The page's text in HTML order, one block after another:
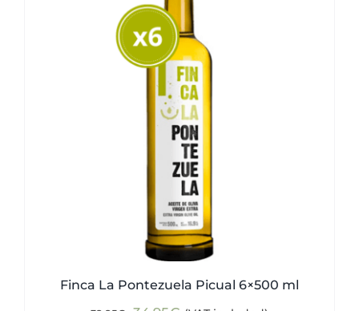
Finca La Pontezuela Picual 6×500 ml